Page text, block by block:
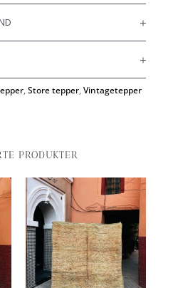
, Store tepper, Vintagetepper
PRODUKTER